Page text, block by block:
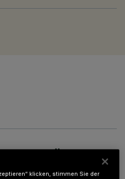
und zu betreiben, muss eines der erforderlichen
klicken, stimmen Sie der